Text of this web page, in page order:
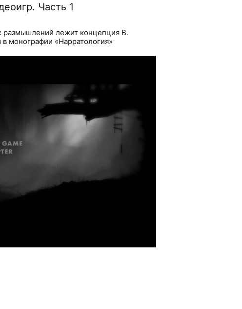
Часть 1
размышлений лежит концепция В.
монографии «Нарратология»